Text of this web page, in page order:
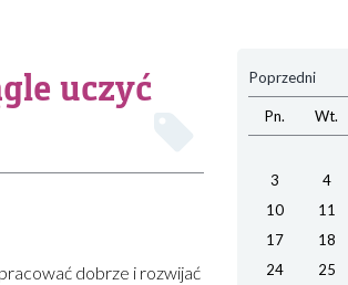
uczyć
dobrze i rozwijać
Poprzedni
Pn. Wt.
3
4
10
11
17
18
24
25